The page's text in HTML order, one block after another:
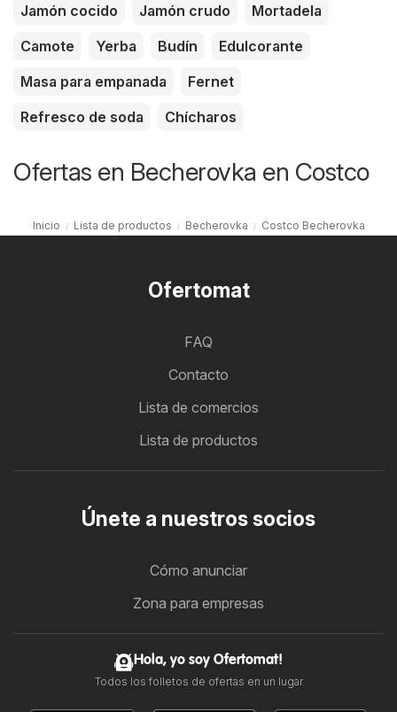
Jamón cocido
Jamón crudo
Mortadela
Camote
Yerba Budín
Edulcorante
Masa para empanada
Fernet
Refresco de soda
Chícharos
Ofertas en Becherovka en Costco
Inicio Lista de productos Becherovka Costco Becherovka
Ofertomat
FAQ
Contacto
Lista de comercios
Lista de productos
Únete a nuestros socios
Cómo anunciar
Zona para empresas
Hola, yo soy Ofertomat!
Todos los folletos de ofertas en un lugar